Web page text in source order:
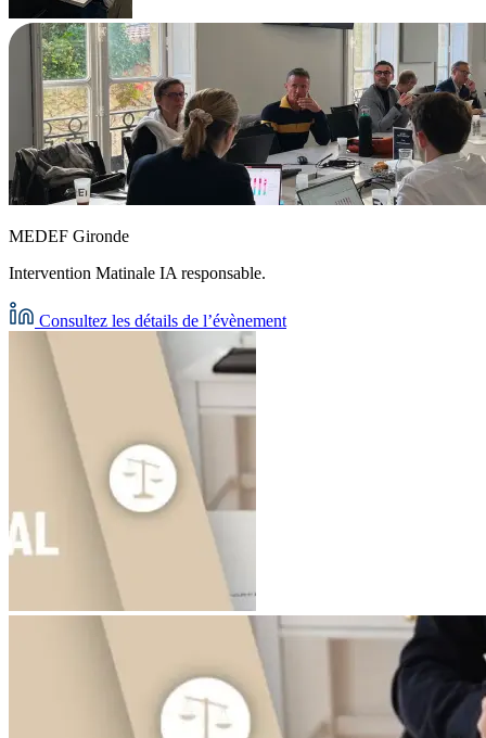
MEDEF Gironde
Intervention Matinale IA responsable.
Consultez les détails de l’évènement